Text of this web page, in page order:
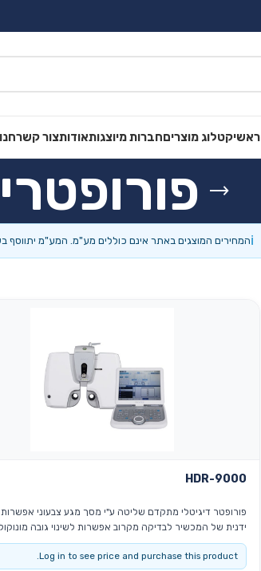
ראשיקטלוג מוצריםחברות מיוצגותאודותצור קשר
ℹהמחירים המוצגים באתר אינם כוללים מע"מ. המע"מ יתווסף
HDR-9000
פורופטר דיגיטלי מתקדם שליטה
ידנית של המכשיר לבדיקה מקרוב אפשרות לשינוי גובה
אפשרות סנכרון למכשירים נוספים ע"י Wi-Fi
Log in to see price and purchase this product.